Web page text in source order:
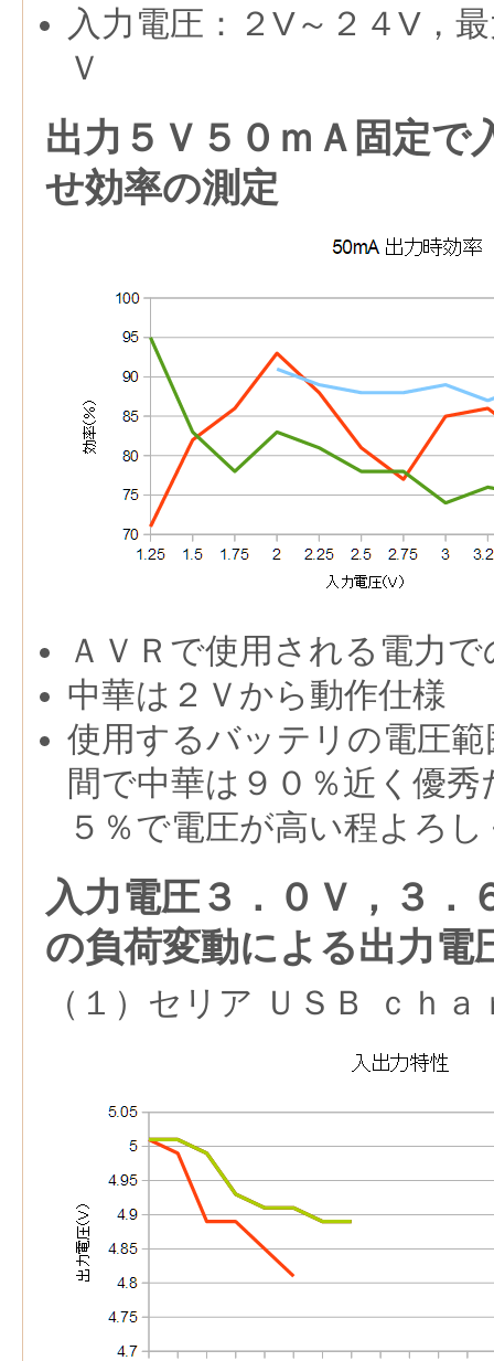
入力電圧：２V～２４V，
Ｖ
出力５Ｖ５０ｍＡ固定で
せ効率の測定
ＡＶＲで使用される電力
中華は２Ｖから動作仕様
使用するバッテリの電圧
間で中華は９０％近く優
５％で電圧が高い程よろ
入力電圧３．０Ｖ，３．
の負荷変動による出力電
（１）セリア ＵＳＢ ｃｈａ